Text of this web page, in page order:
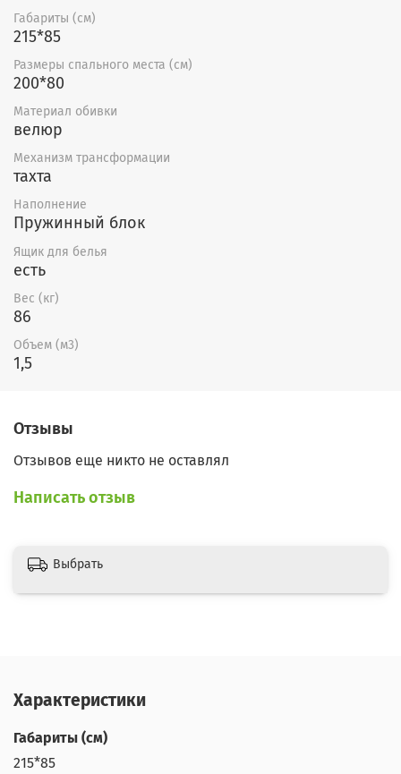
Габариты (см)
215*85
Размеры спального места (см)
200*80
Материал обивки
велюр
Механизм трансформации
тахта
Наполнение
Пружинный блок
Ящик для белья
есть
Вес (кг)
86
Объем (м3)
1,5
Отзывы
Отзывов еще никто не оставлял
Написать отзыв
Выбрать
Характеристики
Габариты (см)
215*85